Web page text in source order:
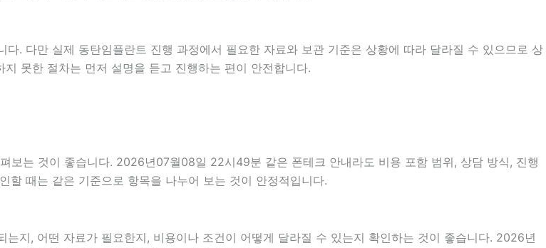
다. 다만 실제 동탄임플란트 진행 과정에서 필요한 자료와 보관 기준은 상황에 따라 달라질 수 있으므로 상
못한 절차는 먼저 설명을 듣고 진행하는 편이 안전합니다.
보는 것이 좋습니다. 2026년07월08일 22시49분 같은 폰테크 안내라도 비용 포함 범위, 상담 방식, 진행
할 때는 같은 기준으로 항목을 나누어 보는 것이 안정적입니다.
지, 어떤 자료가 필요한지, 비용이나 조건이 어떻게 달라질 수 있는지 확인하는 것이 좋습니다. 2026년